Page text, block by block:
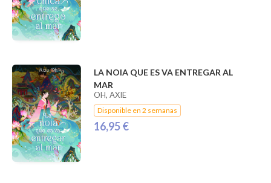
LA NOIA QUE ES VA ENTREGAR AL
MAR
OH, AXIE
Disponible en 2 semanas
16,95 €